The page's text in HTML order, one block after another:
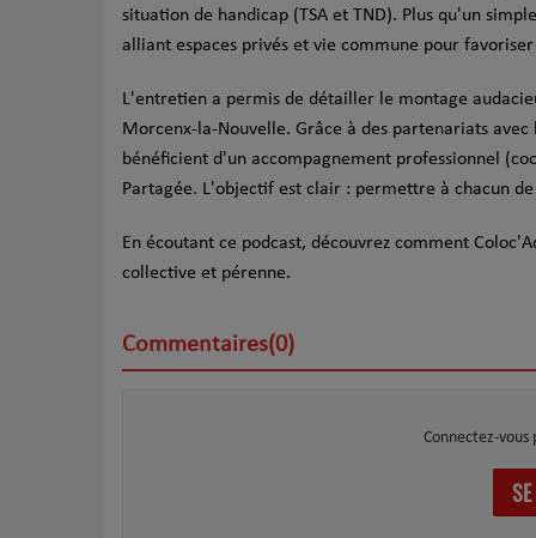
situation de handicap (TSA et TND). Plus qu'un
alliant espaces privés et vie commune pour
L'entretien a permis de détailler le montage
Morcenx-la-Nouvelle. Grâce à des partenariats avec
bénéficient d'un accompagnement professionnel
Partagée. L'objectif est clair : permettre à chacun
En écoutant ce podcast, découvrez comment
collective et pérenne.
Commentaires(0)
Connectez-